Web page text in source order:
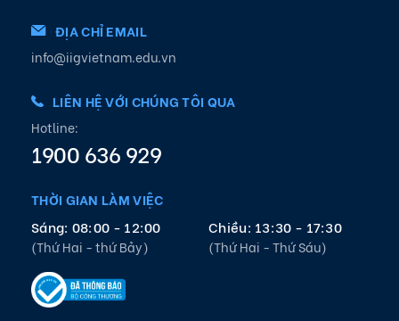
ĐỊA CHỈ EMAIL
info@iigvietnam.edu.vn
LIÊN HỆ VỚI CHÚNG TÔI QUA
Hotline:
1900 636 929
THỜI GIAN LÀM VIỆC
Sáng: 08:00 - 12:00
(Thứ Hai - thứ Bảy)
Chiều: 13:30 - 17:30
(Thứ Hai - Thứ Sáu)